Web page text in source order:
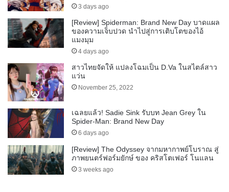
3 days ago
[Review] Spiderman: Brand New Day บาดแผล
ของความเจ็บปวด นำไปสู่การเติบโตของไอ้
แมงมุม
4 days ago
สาวไทยจัดให้ แปลงโฉมเป็น D.Va ในสไตล์สาว
แว่น
November 25, 2022
เฉลยแล้ว! Sadie Sink รับบท Jean Grey ใน
Spider-Man: Brand New Day
6 days ago
[Review] The Odyssey จากมหากาพย์โบราณ สู่
ภาพยนตร์ฟอร์มยักษ์ ของ คริสโตเฟอร์ โนแลน
3 weeks ago